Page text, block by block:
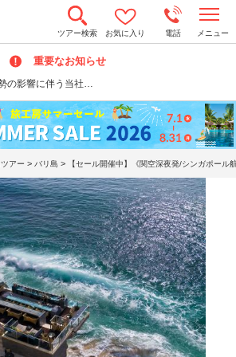
ツアー検索 お気に入り 電話 メニュー
重要なお知らせ
の影響に伴う当社…
o
n
a
v
i
g
a
t
アー > バリ島 > 【セール開催中】《関空深夜発/シンガポー